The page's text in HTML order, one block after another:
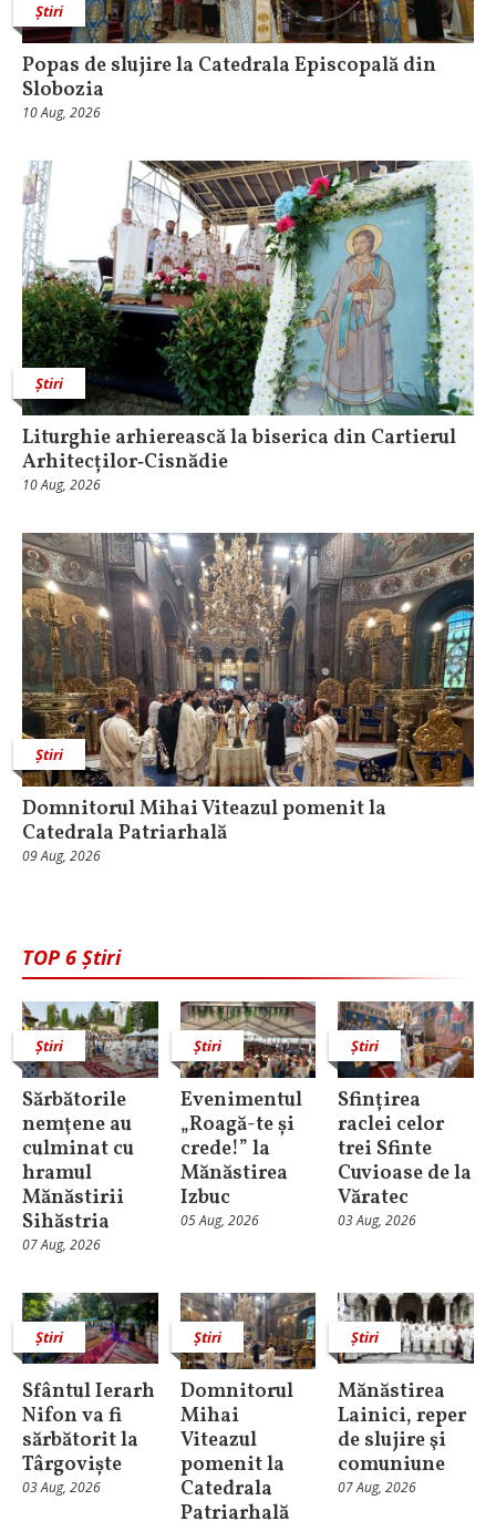
Știri
Popas de slujire la Catedrala Episcopală din
Slobozia
10 Aug, 2026
Știri
Liturghie arhierească la biserica din Cartierul
Arhitecților‑Cisnădie
10 Aug, 2026
Știri
Domnitorul Mihai Viteazul pomenit la
Catedrala Patriarhală
09 Aug, 2026
TOP 6 Știri
Știri
Sărbătorile
nemţene au
culminat cu
hramul
Mănăstirii
Sihăstria
07 Aug, 2026
Știri
Evenimentul
„Roagă-te și
crede!” la
Mănăstirea
Izbuc
05 Aug, 2026
Știri
Sfințirea
raclei celor
trei Sfinte
Cuvioase de la
Văratec
03 Aug, 2026
Știri
Sfântul Ierarh
Nifon va fi
sărbătorit la
Târgoviște
03 Aug, 2026
Știri
Domnitorul
Mihai
Viteazul
pomenit la
Catedrala
Patriarhală
Știri
Mănăstirea
Lainici, reper
de slujire şi
comuniune
07 Aug, 2026